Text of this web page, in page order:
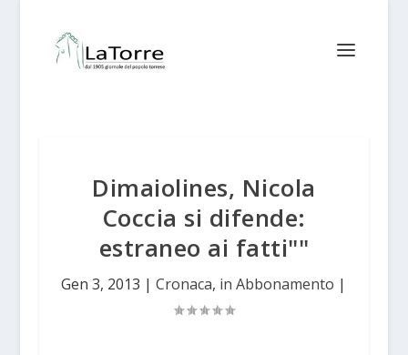
Dimaiolines, Nicola
Coccia si difende:
estraneo ai fatti""
Gen 3, 2013 |Cronaca, in Abbonamento |